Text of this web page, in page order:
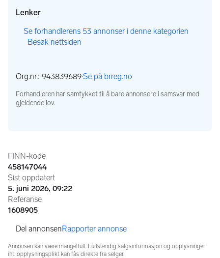
Lenker
Se forhandlerens 53 annonser i denne kategorien
Besøk nettsiden
Org.nr.: 943839689·Se på brreg.no
,
Forhandleren har samtykket til å bare annonsere i samsvar med
gjeldende lov.
Annonseinformasjon
FINN-kode
458147044
Sist oppdatert
5. juni 2026, 09:22
Referanse
1608905
Rapporter annonse
Annonsen kan være mangelfull. Fullstendig salgsinformasjon og opplysninger
iht. opplysningsplikt kan fås direkte fra selger.